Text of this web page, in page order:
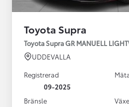
Toyota Supra
Toyota Supra GR MANUELL
UDDEVALLA
Registrerad
09-2025
Bränsle